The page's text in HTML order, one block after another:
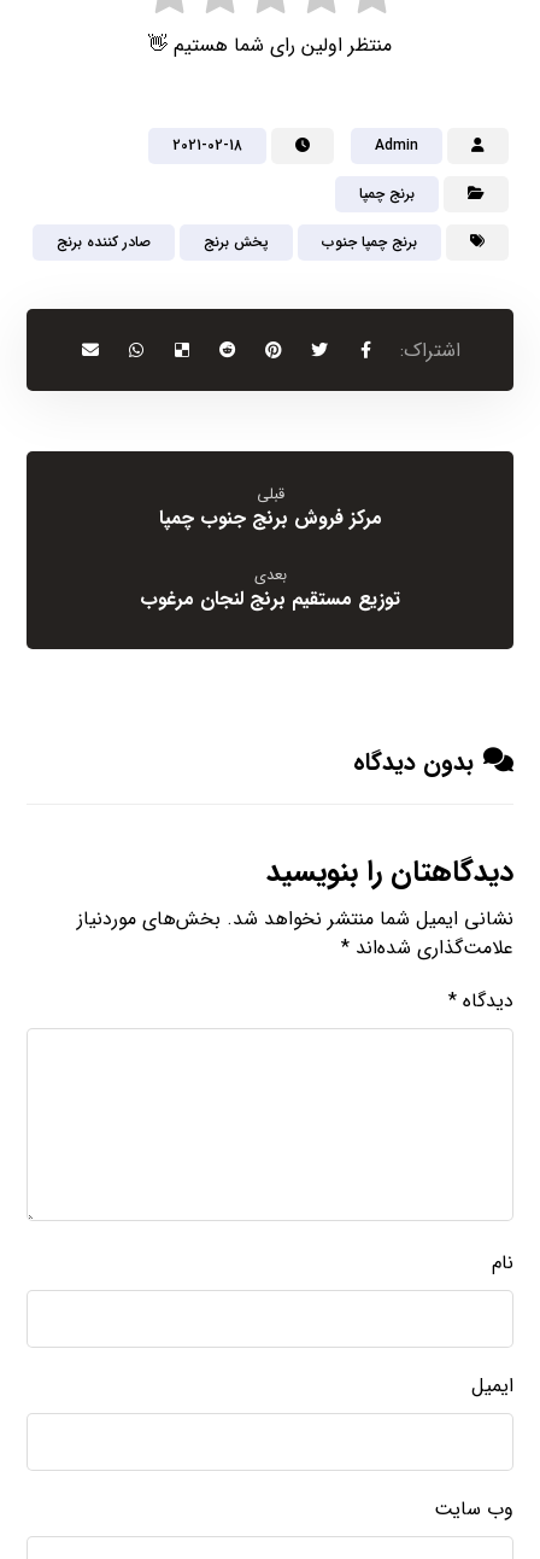
منتظر اولین رای شما هستیم 👋
Admin
2021-02-18
برنج چمپا
برنج چمپا جنوب پخش برنج صادر کننده برنج
قبلی
مرکز فروش برنج جنوب چمپا
بعدی
توزیع مستقیم برنج لنجان مرغوب
بدون دیدگاه
دیدگاهتان را بنویسید
نشانی ایمیل شما منتشر نخواهد شد. بخش‌های موردنیاز
علامت‌گذاری شده‌اند*
دیدگاه*
نام
ایمیل
وب‌ سایت